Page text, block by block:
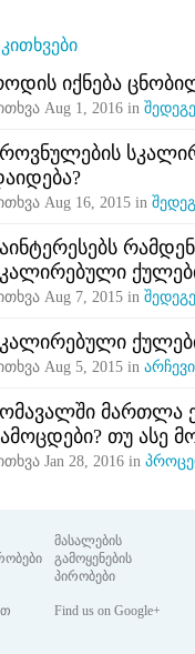
იქნება
Aug 1, 2016 in
Aug 16, 2015 in
Aug 7, 2015 in
Aug 5, 2015 in
მართლა
თუ ასე
Jan 28, 2016 in
მასალების
გამოყენების
პირობები
Find us on Google+